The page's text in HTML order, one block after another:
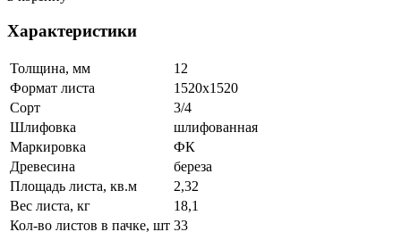
Характеристики
Толщина, мм
12
Формат листа
1520х1520
Сорт
3/4
Шлифовка
шлифованная
Маркировка
ФК
Древесина
береза
Площадь листа, кв.м
2,32
Вес листа, кг
18,1
Кол-во листов в пачке, шт 33